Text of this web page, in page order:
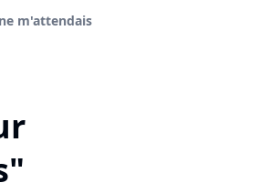
m'attendais